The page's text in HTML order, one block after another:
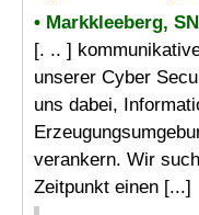
• Markkleeberg, SN
[. .. ]
unserer Cyber
uns dabei,
verankern. Wir
Zeitpunkt einen [...]